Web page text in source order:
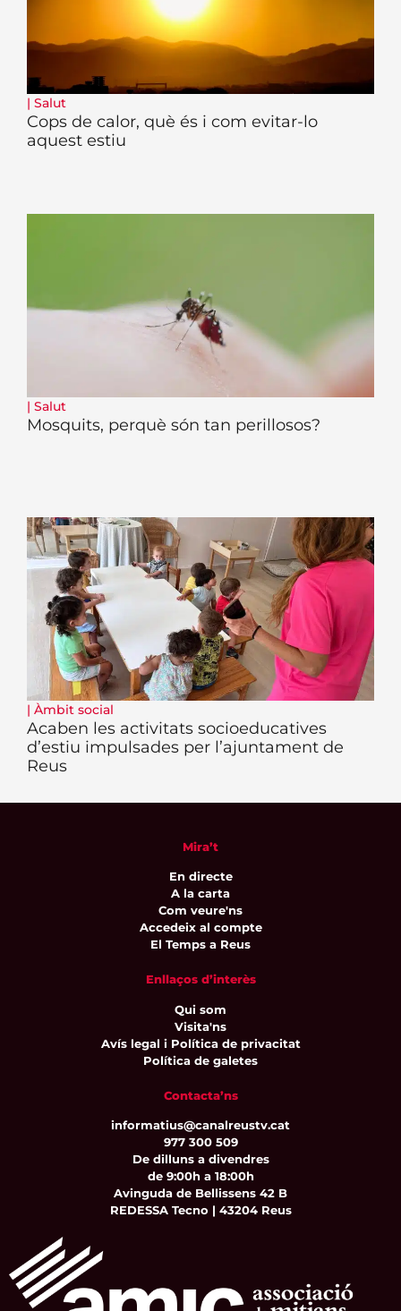
| Salut
Cops de calor, què és i com evitar-lo
aquest estiu
| Salut
Mosquits, perquè són tan perillosos?
| Àmbit social
Acaben les activitats socioeducatives
d’estiu impulsades per l’ajuntament de
Reus
Mira’t
En directe
A la carta
Com veure'ns
Accedeix al compte
El Temps a Reus
Enllaços d’interès
Qui som
Visita'ns
Avís legal i Política de privacitat
Política de galetes
Contacta’ns
informatius@canalreustv.cat
977 300 509
De dilluns a divendres
de 9:00h a 18:00h
Avinguda de Bellissens 42 B
REDESSA Tecno | 43204 Reus